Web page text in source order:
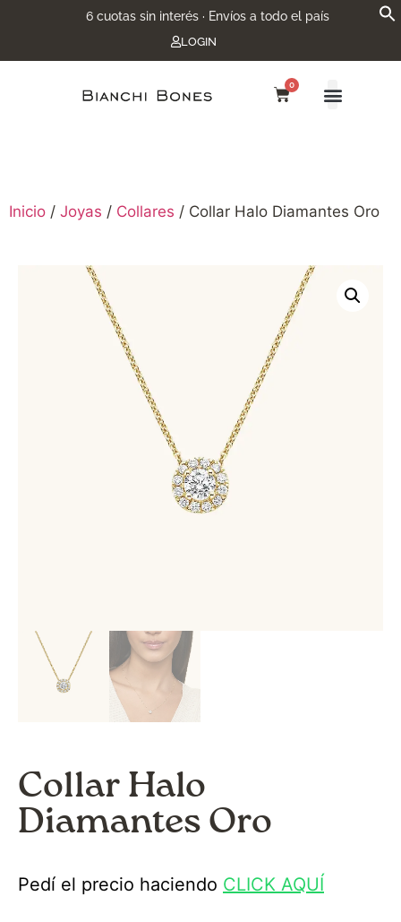
6 cuotas sin interés · Envíos a todo el país
LOGIN
0
Inicio / Joyas / Collares / Collar Halo Diamantes Oro
Collar Halo
Diamantes Oro
Pedí el precio haciendo CLICK AQUÍ